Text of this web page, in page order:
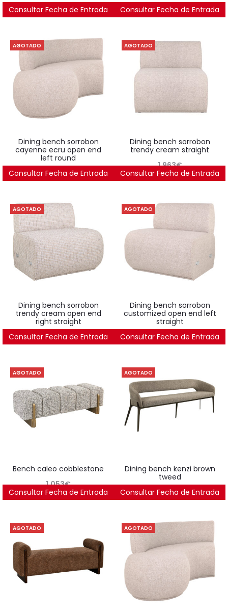
1.805€
Consultar Fecha de Entrada
2.439€
Consultar Fecha de Entrada
AGOTADO
dining bench sorrobon
cayenne ecru open end
left round
2.439€
Consultar Fecha de Entrada
AGOTADO
dining bench sorrobon
trendy cream straight
1.963€
Consultar Fecha de Entrada
AGOTADO
dining bench sorrobon
trendy cream open end
right straight
1.895€
Consultar Fecha de Entrada
AGOTADO
dining bench sorrobon
customized open end left
straight
1.895€
Consultar Fecha de Entrada
AGOTADO
bench caleo cobblestone
1.053€
Consultar Fecha de Entrada
AGOTADO
dining bench kenzi brown
tweed
1.595€
Consultar Fecha de Entrada
AGOTADO AGOTADO